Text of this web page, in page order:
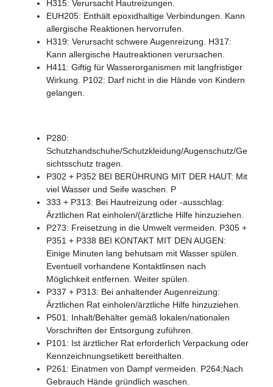
H315: Verursacht Hautreizungen.
EUH205: Enthält epoxidhaltige Verbindungen. Kann
allergische Reaktionen hervorrufen.
H319: Verursacht schwere Augenreizung. H317:
Kann allergische Hautreaktionen verursachen.
H411: Giftig für Wasserorganismen mit langfristiger
Wirkung. P102: Darf nicht in die Hände von Kindern
gelangen.
P280:
Schutzhandschuhe/Schutzkleidung/Augenschutz/Ge
sichtsschutz tragen.
P302 + P352 BEI BERÜHRUNG MIT DER HAUT: Mit
viel Wasser und Seife waschen. P
333 + P313: Bei Hautreizung oder -ausschlag:
Ärztlichen Rat einholen/(ärztliche Hilfe hinzuziehen.
P273: Freisetzung in die Umwelt vermeiden. P305 +
P351 + P338 BEI KONTAKT MIT DEN AUGEN:
Einige Minuten lang behutsam mit Wasser spülen.
Eventuell vorhandene Kontaktlinsen nach
Möglichkeit entfernen. Weiter spülen.
P337 + P313: Bei anhaltender Augenreizung:
Ärztlichen Rat einholen/ärztliche Hilfe hinzuziehen.
P501: Inhalt/Behälter gemäß lokalen/nationalen
Vorschriften der Entsorgung zuführen.
P101: Ist ärztlicher Rat erforderlich Verpackung oder
Kennzeichnungsetikett bereithalten.
P261: Einatmen von Dampf vermeiden. P264;Nach
Gebrauch Hände gründlich waschen.